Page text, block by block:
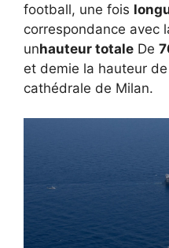
football, une fois
correspondance avec
unhauteur totale De
et demie la hauteur
cathédrale de Milan.